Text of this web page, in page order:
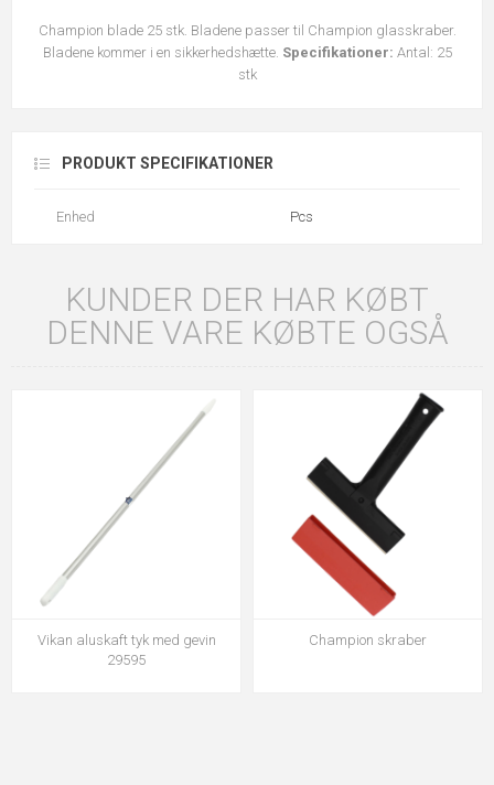
Champion blade 25 stk. Bladene passer til Champion glasskraber.
Bladene kommer i en sikkerhedshætte. Specifikationer: Antal: 25
stk
PRODUKT SPECIFIKATIONER
Enhed Pcs
KUNDER DER HAR KØBT
DENNE VARE KØBTE OGSÅ
Vikan aluskaft tyk med gevin
29595
Champion skraber